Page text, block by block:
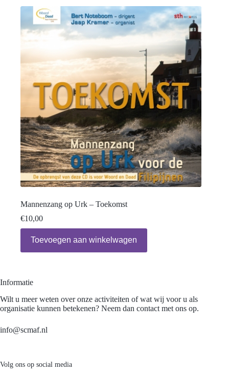
Mannenzang op Urk – Toekomst
€10,00
Toevoegen aan winkelwagen
Informatie
Wilt u meer weten over onze activiteiten of wat wij voor u als
organisatie kunnen betekenen? Neem dan contact met ons op.
info@scmaf.nl
Volg ons op social media